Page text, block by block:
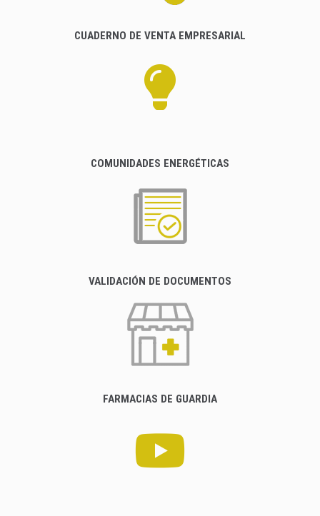
CUADERNO DE VENTA EMPRESARIAL
COMUNIDADES ENERGÉTICAS
VALIDACIÓN DE DOCUMENTOS
FARMACIAS DE GUARDIA